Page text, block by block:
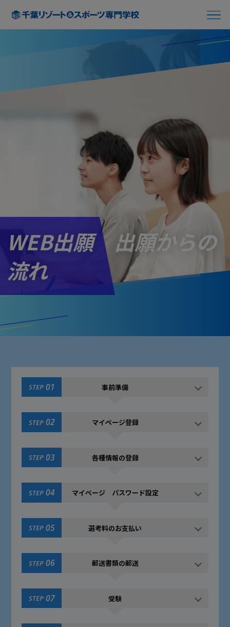
WEB出願 出願からの
流れ
STEP 01 事前準備
STEP 02 マイページ登録
STEP 03 各種情報の登録
STEP 04 マイページ パスワード設定
STEP 05 選考料のお支払い
STEP 06 郵送書類の郵送
STEP 07 受験